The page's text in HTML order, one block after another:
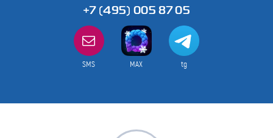
+7 (495) 005 87 05
SMS MAX tg